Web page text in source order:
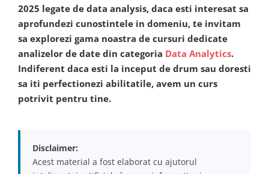
2025 legate de data analysis, daca esti interesat sa
aprofundezi cunostintele in domeniu, te invitam
sa explorezi gama noastra de cursuri dedicate
analizelor de date din categoria Data Analytics.
Indiferent daca esti la inceput de drum sau doresti
sa iti perfectionezi abilitatile, avem un curs
potrivit pentru tine.
Disclaimer:
Acest material a fost elaborat cu ajutorul